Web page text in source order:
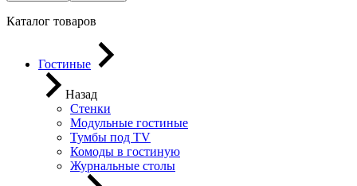
Каталог товаров
Гостиные
Назад
Стенки
Модульные гостиные
Тумбы под ТV
Комоды в гостиную
Журнальные столы